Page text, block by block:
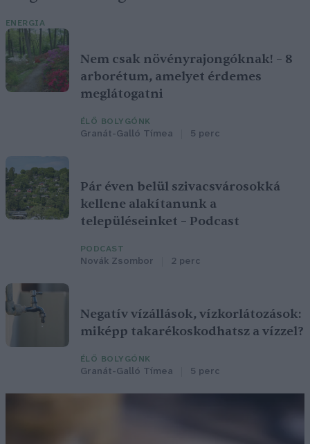
ENERGIA
Nem csak növényrajongóknak! – 8
arborétum, amelyet érdemes
meglátogatni
ÉLŐ BOLYGÓNK
Granát-Galló Tímea 5 perc
Pár éven belül szivacsvárosokká
kellene alakítanunk a
településeinket – Podcast
PODCAST
Novák Zsombor 2 perc
Negatív vízállások, vízkorlátozások:
miképp takarékoskodhatsz a vízzel?
ÉLŐ BOLYGÓNK
Granát-Galló Tímea 5 perc